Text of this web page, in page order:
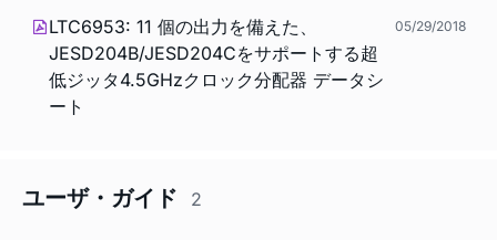
LTC6953: 11 個の出力を備えた、
JESD204B/JESD204Cをサポートする超
低ジッタ4.5GHzクロック分配器 データシ
ート
05/29/2018
ユーザ・ガイド 2